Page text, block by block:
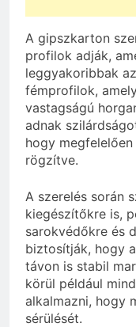
A gipszkarton
profilok adják,
leggyakoribbak
fémprofilok,
vastagságú
adnak
hogy
rögzítve.
A szerelés során
kiegészítőkre is,
sarokvédőkre és
biztosítják, hogy
távon is stabil
körül például
alkalmazni, hogy
sérülését.